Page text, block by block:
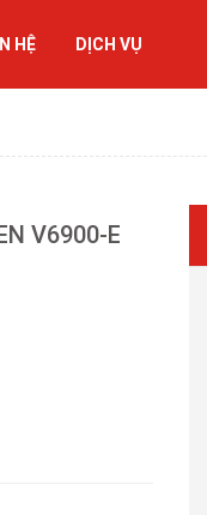
HỆ DỊCH VỤ
V6900-E